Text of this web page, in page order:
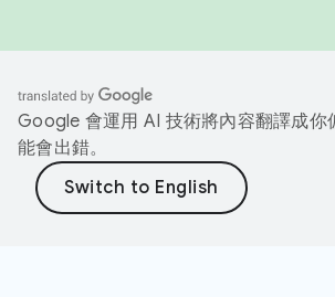
Google 會運用 AI 技術將內容翻譯成你
能會出錯。